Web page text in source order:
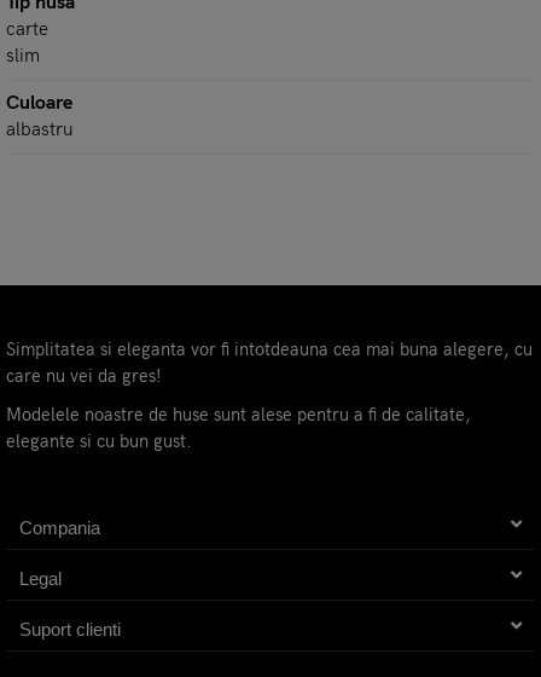
carte
slim
Culoare
albastru
Simplitatea si eleganta vor fi intotdeauna cea mai buna alegere, cu
care nu vei da gres!
Modelele noastre de huse sunt alese pentru a fi de calitate,
elegante si cu bun gust.
Compania
Legal
Suport clienti